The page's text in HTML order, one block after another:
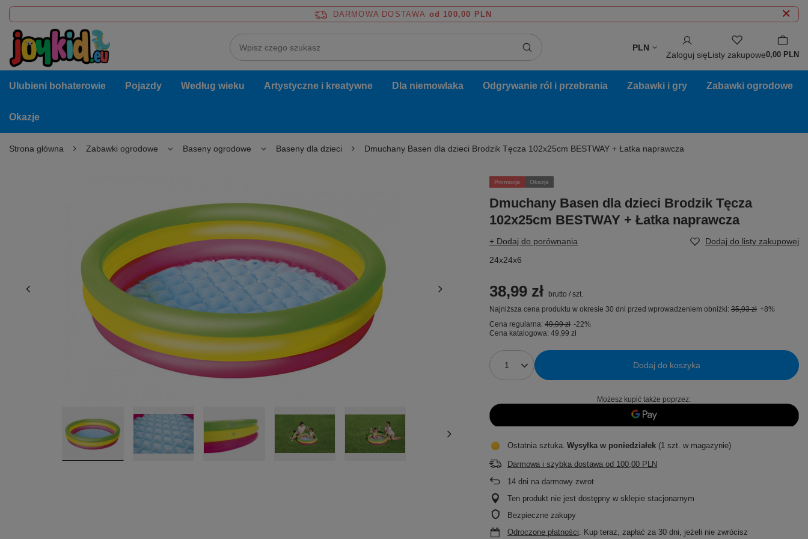
DARMOWA DOSTAWA od 100,00 PLN
PLN
Zaloguj sięListy zakupowe0,00 PLN
Ulubieni bohaterowie Pojazdy Według wieku Artystyczne i kreatywne Dla niemowlaka Odgrywanie ról i przebrania Zabawki i gry Zabawki ogrodowe
Okazje
Strona główna Zabawki ogrodowe Baseny ogrodowe Baseny dla dzieci Dmuchany Basen dla dzieci Brodzik Tęcza 102x25cm BESTWAY + Łatka naprawcza
Promocja Okazja
Dmuchany Basen dla dzieci Brodzik Tęcza
102x25cm BESTWAY + Łatka naprawcza
+ Dodaj do porównania
Dodaj do listy zakupowej
24x24x6
38,99 zł brutto / szt.
Najniższa cena produktu w okresie 30 dni przed wprowadzeniem obniżki: 35,93 zł +8%
Cena regularna: 49,99 zł -22%
Cena katalogowa: 49,99 zł
Dodaj do koszyka
Możesz kupić także poprzez:
Ostatnia sztuka Wysyłka w poniedziałek(1 szt. w magazynie)
Darmowa i szybka dostawaod 100,00 PLN
14dni na darmowy zwrot
Ten produkt nie jest dostępny w sklepie stacjonarnym
Bezpieczne zakupy
Odroczone płatności. Kup teraz, zapłać za 30 dni, jeżeli nie zwrócisz